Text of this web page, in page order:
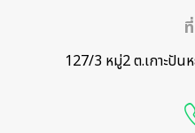
127/3 หมู่2 ต.เกาะปัน